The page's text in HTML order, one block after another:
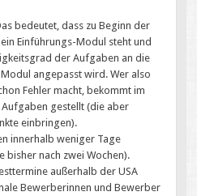
bedeutet, dass zu Beginn der
Einführungs-Modul steht und
der Aufgaben an die
angepasst wird. Wer also
Fehler macht, bekommt im
gestellt (die aber
einbringen).
innerhalb weniger Tage
bisher nach zwei Wochen).
außerhalb der USA
Bewerberinnen und Bewerber